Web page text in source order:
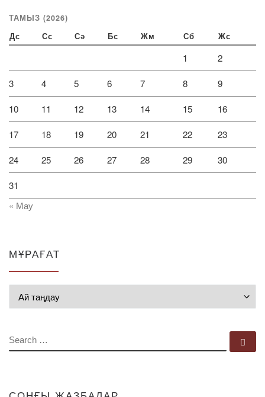
ТАМЫЗ (2026)
Дс Сс Сә Бс Жм Сб Жс
1 2
3 4 5 6 7 8 9
10 11 12 13 14 15 16
17 18 19 20 21 22 23
24 25 26 27 28 29 30
31
« Мау
МҰРАҒАТ
SEARCH